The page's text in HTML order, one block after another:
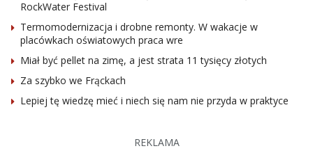
RockWater Festival
Termomodernizacja i drobne remonty. W wakacje w
placówkach oświatowych praca wre
Miał być pellet na zimę, a jest strata 11 tysięcy złotych
Za szybko we Frąckach
Lepiej tę wiedzę mieć i niech się nam nie przyda w praktyce
REKLAMA